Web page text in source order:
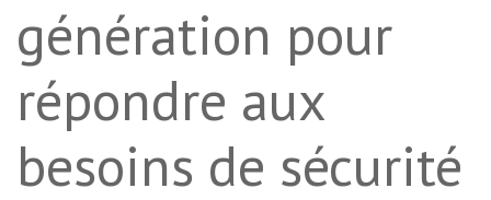
génération pour
répondre aux
besoins de sécurité